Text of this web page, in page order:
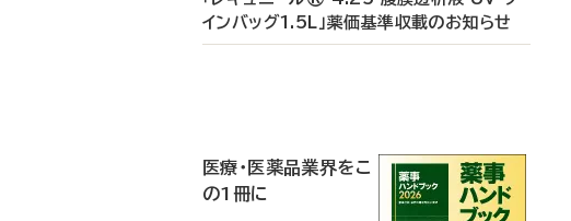
インバッグ1.5L」薬価基準収載のお知らせ
医療・医薬品業界をこ
の1冊に